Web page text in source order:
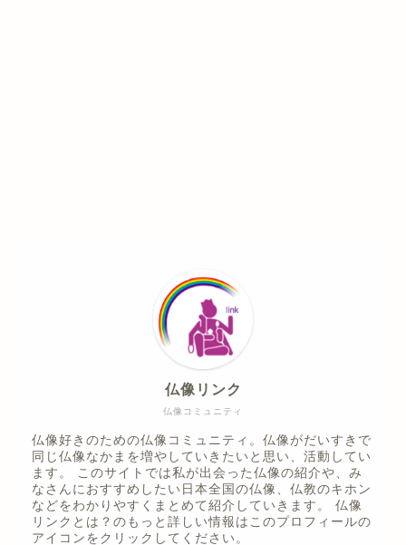
仏像コミュニティ
仏像リンク
仏像好きのための仏像コミュニティ。仏像がだいすきで
同じ仏像なかまを増やしていきたいと思い、活動してい
ます。 このサイトでは私が出会った仏像の紹介や、み
なさんにおすすめしたい日本全国の仏像、仏教のキホン
などをわかりやすくまとめて紹介していきます。 仏像
リンクとは？のもっと詳しい情報はこのプロフィールの
アイコンをクリックしてください。